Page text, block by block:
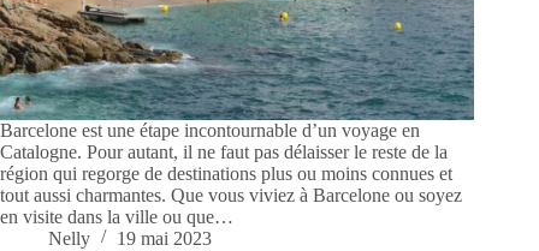
Barcelone est une étape incontournable d’un voyage en
Catalogne. Pour autant, il ne faut pas délaisser le reste de la
région qui regorge de destinations plus ou moins connues et
tout aussi charmantes. Que vous viviez à Barcelone ou soyez
en visite dans la ville ou que…
Nelly
19 mai 2023